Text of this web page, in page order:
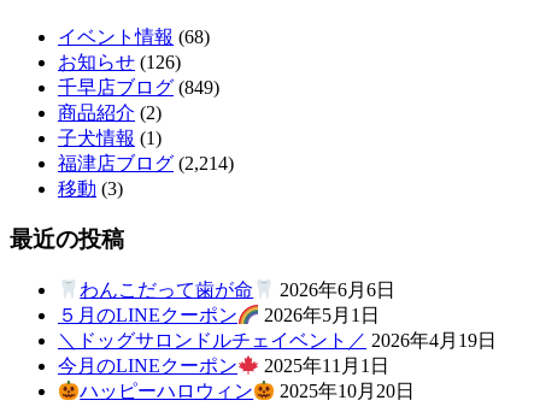
イベント情報 (68)
お知らせ (126)
千早店ブログ (849)
商品紹介 (2)
子犬情報 (1)
福津店ブログ (2,214)
移動 (3)
最近の投稿
わんこだって歯が命
2026年6月6日
５月のLINEクーポン
2026年5月1日
＼ドッグサロンドルチェイベント／ 2026年4月19日
今月のLINEクーポン
2025年11月1日
ハッピーハロウィン
2025年10月20日